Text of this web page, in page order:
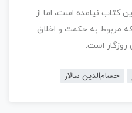
کتاب نیامده است، اما از
مربوط به حکمت و اخلاق
روزگار است.
حسام‌الدین سالار